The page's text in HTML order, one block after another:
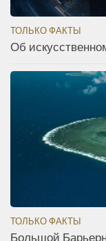
ТОЛЬКО ФАКТЫ
Об
ТОЛЬКО ФАКТЫ
Большой